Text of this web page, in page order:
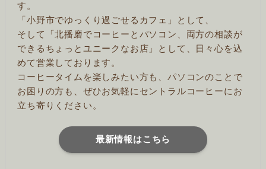
す。
「小野市でゆっくり過ごせるカフェ」として、
そして「北播磨でコーヒーとパソコン、両方の相談が
できるちょっとユニークなお店」として、日々心を込
めて営業しております。
コーヒータイムを楽しみたい方も、パソコンのことで
お困りの方も、ぜひお気軽にセントラルコーヒーにお
立ち寄りください。
最新情報はこちら